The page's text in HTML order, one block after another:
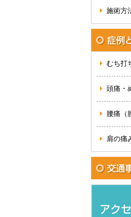
施術方
むち打
頭痛・
腰痛（
肩の痛